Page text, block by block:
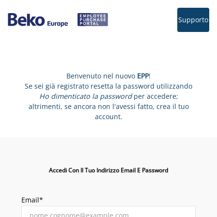
Supporto
Benvenuto nel nuovo EPP!
Se sei già registrato resetta la password utilizzando
Ho dimenticato la passwordper accedere;
altrimenti, se ancora non l'avessi fatto, crea il tuo
account.
Accedi Con Il Tuo Indirizzo Email E Password
Email*